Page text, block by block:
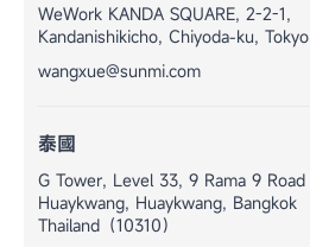
WeWork KANDA SQUARE, 2-2-1,
Kandanishikicho, Chiyoda-ku, Tokyo
wangxue@sunmi.com
泰國
G Tower, Level 33, 9 Rama 9 Road
Huaykwang, Huaykwang, Bangkok
Thailand（10310）